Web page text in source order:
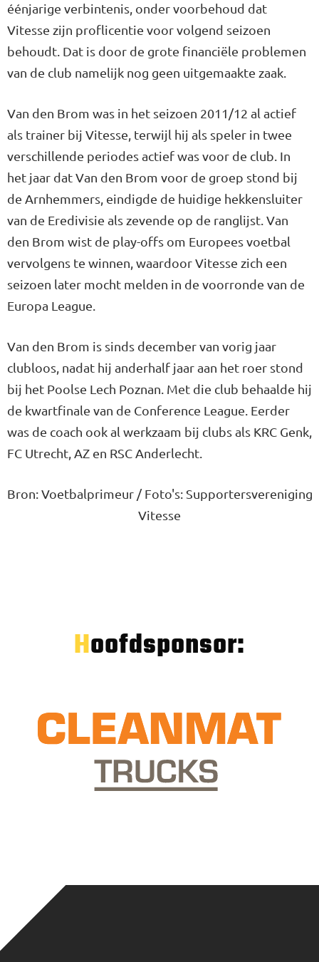
éénjarige verbintenis, onder voorbehoud dat
Vitesse zijn proflicentie voor volgend seizoen
behoudt. Dat is door de grote financiële problemen
van de club namelijk nog geen uitgemaakte zaak.
Van den Brom was in het seizoen 2011/12 al actief
als trainer bij Vitesse, terwijl hij als speler in twee
verschillende periodes actief was voor de club. In
het jaar dat Van den Brom voor de groep stond bij
de Arnhemmers, eindigde de huidige hekkensluiter
van de Eredivisie als zevende op de ranglijst. Van
den Brom wist de play-offs om Europees voetbal
vervolgens te winnen, waardoor Vitesse zich een
seizoen later mocht melden in de voorronde van de
Europa League.
Van den Brom is sinds december van vorig jaar
clubloos, nadat hij anderhalf jaar aan het roer stond
bij het Poolse Lech Poznan. Met die club behaalde hij
de kwartfinale van de Conference League. Eerder
was de coach ook al werkzaam bij clubs als KRC Genk,
FC Utrecht, AZ en RSC Anderlecht.
Bron: Voetbalprimeur / Foto's: Supportersvereniging
Vitesse
Hoofdsponsor: